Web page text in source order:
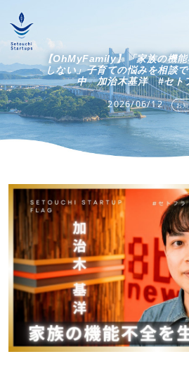
【OhMyFamily】「家族の機
しない」子育ての悩みを相談
中 加治木基洋 #セト
2026/06/12 お